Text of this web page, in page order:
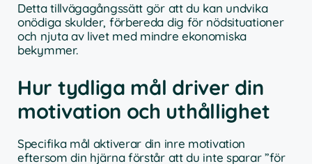
Detta tillvägagångssätt gör att du kan undvika
onödiga skulder, förbereda dig för nödsituationer
och njuta av livet med mindre ekonomiska
bekymmer.
Hur tydliga mål driver din
motivation och uthållighet
Specifika mål aktiverar din inre motivation
eftersom din hjärna förstår att du inte sparar ”för